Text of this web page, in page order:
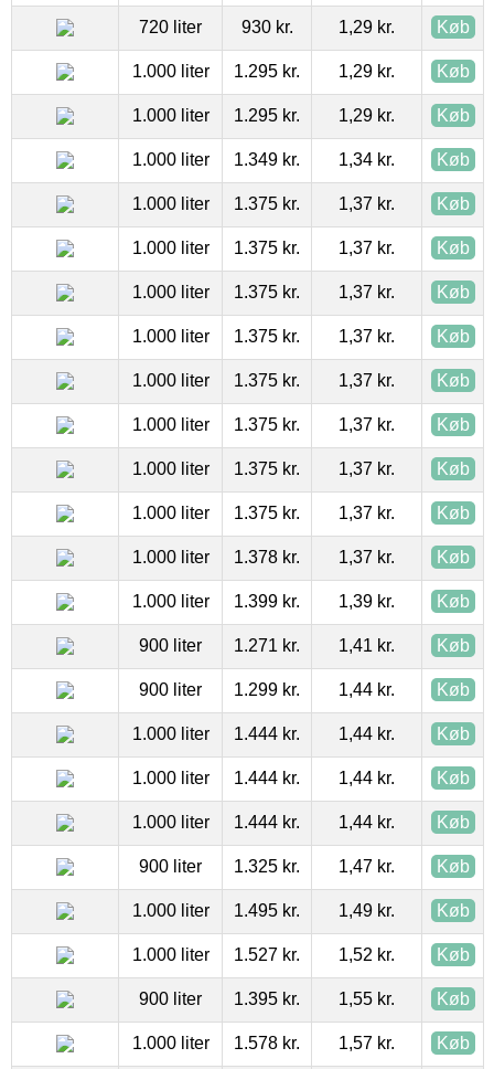
720 liter 930 kr. 1,29 kr. Køb
1.000 liter 1.295 kr. 1,29 kr. Køb
1.000 liter 1.295 kr. 1,29 kr. Køb
1.000 liter 1.349 kr. 1,34 kr. Køb
1.000 liter 1.375 kr. 1,37 kr. Køb
1.000 liter 1.375 kr. 1,37 kr. Køb
1.000 liter 1.375 kr. 1,37 kr. Køb
1.000 liter 1.375 kr. 1,37 kr. Køb
1.000 liter 1.375 kr. 1,37 kr. Køb
1.000 liter 1.375 kr. 1,37 kr. Køb
1.000 liter 1.375 kr. 1,37 kr. Køb
1.000 liter 1.375 kr. 1,37 kr. Køb
1.000 liter 1.378 kr. 1,37 kr. Køb
1.000 liter 1.399 kr. 1,39 kr. Køb
900 liter 1.271 kr. 1,41 kr. Køb
900 liter 1.299 kr. 1,44 kr. Køb
1.000 liter 1.444 kr. 1,44 kr. Køb
1.000 liter 1.444 kr. 1,44 kr. Køb
1.000 liter 1.444 kr. 1,44 kr. Køb
900 liter 1.325 kr. 1,47 kr. Køb
1.000 liter 1.495 kr. 1,49 kr. Køb
1.000 liter 1.527 kr. 1,52 kr. Køb
900 liter 1.395 kr. 1,55 kr. Køb
1.000 liter 1.578 kr. 1,57 kr. Køb